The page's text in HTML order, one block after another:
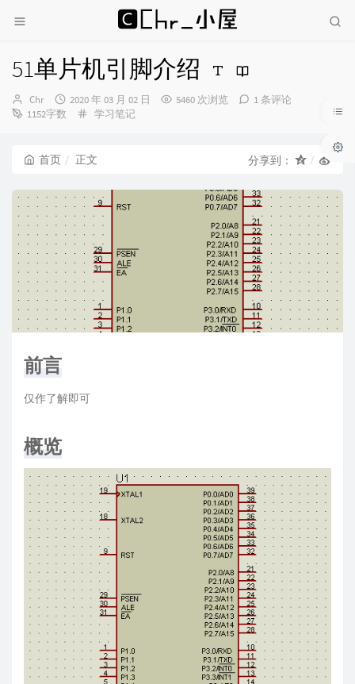
51单片机引脚介绍
博
主：
Chr
发
布
2020 年 03 月 02 日 5460 次浏览
1 条评论
1152字数
分
学习笔记
首页 正文 分享到：
前言
仅作了解即可
概览